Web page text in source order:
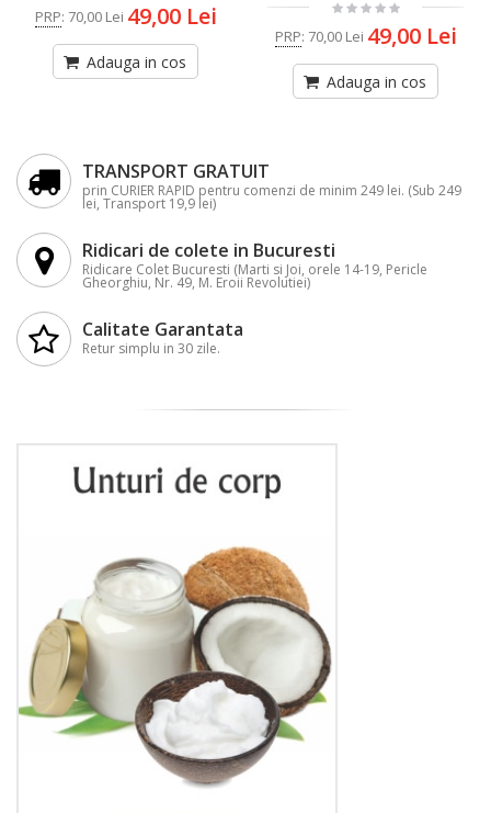
PRP: 70,00 Lei 49,00 Lei
Adauga in cos
PRP: 70,00 Lei 49,00 Lei
Adauga in cos
TRANSPORT GRATUIT
prin CURIER RAPID pentru comenzi de minim 249 lei. (Sub 249
lei, Transport 19,9 lei)
Ridicari de colete in Bucuresti
Ridicare Colet Bucuresti (Marti si Joi, orele 14-19, Pericle
Gheorghiu, Nr. 49, M. Eroii Revolutiei)
Calitate Garantata
Retur simplu in 30 zile.